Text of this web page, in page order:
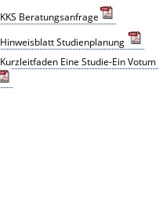
KKS Beratungsanfrage
Hinweisblatt Studienplanung
Kurzleitfaden Eine Studie-Ein Votum